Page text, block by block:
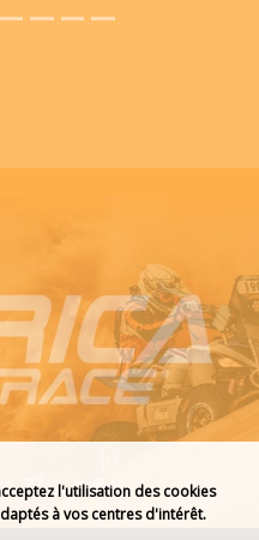
l'utilisation des cookies
à vos centres d'intérêt.